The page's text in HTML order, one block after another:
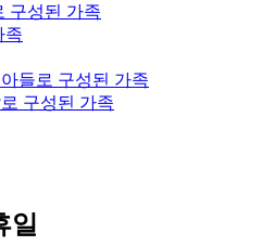
구성된 가족
족
들로 구성된 가족
구성된 가족
일